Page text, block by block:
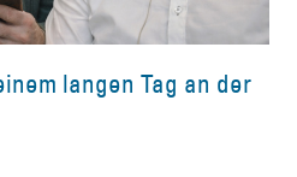
langen Tag an der